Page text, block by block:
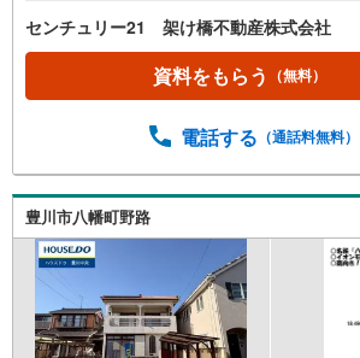
センチュリー21 架け橋不動産株式会社
資料をもらう （無料）
電話する （通話料無料）
豊川市八幡町野路